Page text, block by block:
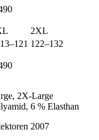
2XL
122–132
2X-Large
6 % Elasthan
2007